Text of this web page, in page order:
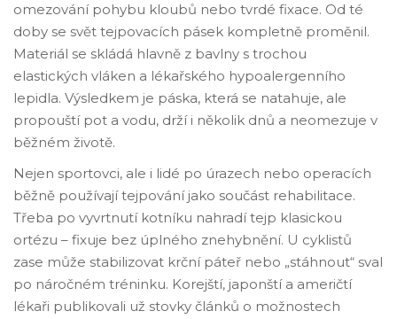
omezování pohybu kloubů nebo tvrdé fixace. Od té
doby se svět tejpovacích pásek kompletně proměnil.
Materiál se skládá hlavně z bavlny s trochou
elastických vláken a lékařského hypoalergenního
lepidla. Výsledkem je páska, která se natahuje, ale
propouští pot a vodu, drží i několik dnů a neomezuje v
běžném životě.
Nejen sportovci, ale i lidé po úrazech nebo operacích
běžně používají tejpování jako součást rehabilitace.
Třeba po vyvrtnutí kotníku nahradí tejp klasickou
ortézu – fixuje bez úplného znehybnění. U cyklistů
zase může stabilizovat krční páteř nebo „stáhnout“ sval
po náročném tréninku. Korejští, japonští a američtí
lékaři publikovali už stovky článků o možnostech